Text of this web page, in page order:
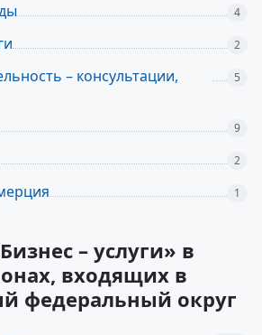
4
2
– консультации,
5
9
2
1
– услуги» в
входящих в
федеральный округ